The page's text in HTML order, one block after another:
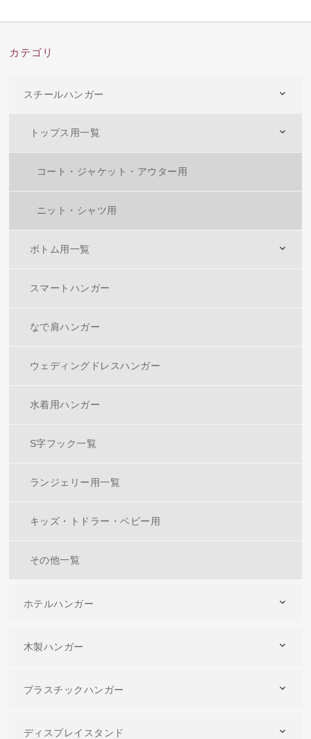
カテゴリ
スチールハンガー
トップス用一覧
コート・ジャケット・アウター用
ニット・シャツ用
ボトム用一覧
スマートハンガー
なで肩ハンガー
ウェディングドレスハンガー
水着用ハンガー
S字フック一覧
ランジェリー用一覧
キッズ・トドラー・ベビー用
その他一覧
ホテルハンガー
木製ハンガー
プラスチックハンガー
ディスプレイスタンド